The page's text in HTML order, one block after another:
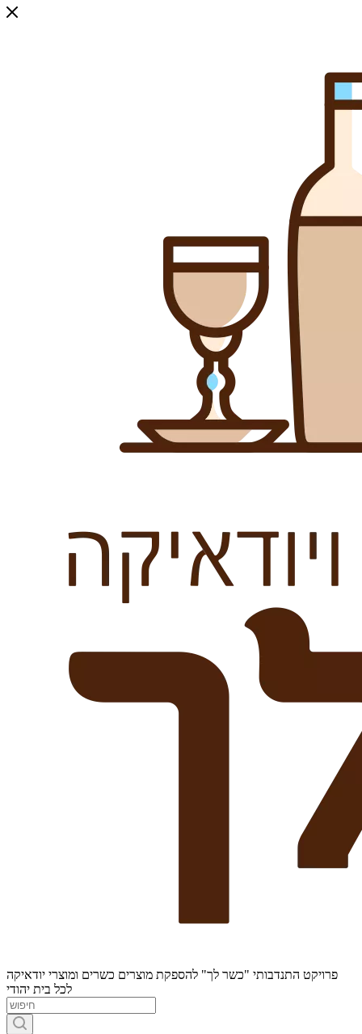
פרויקט התנדבותי "כשר לך" להספקת מוצרים כשרים ומוצרי יודאיקה
לכל בית יהודי